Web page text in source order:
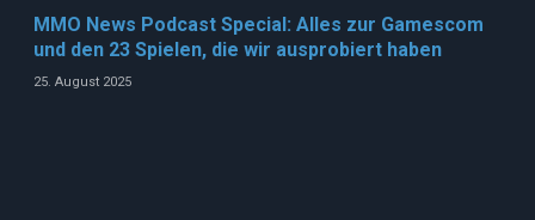
MMO News Podcast Special: Alles zur Gamescom
und den 23 Spielen, die wir ausprobiert haben
25. August 2025